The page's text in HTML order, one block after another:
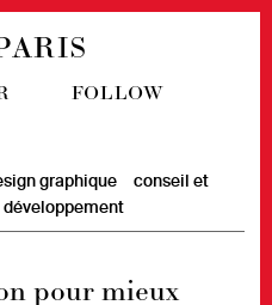
FOLLOW
graphique
conseil et
développement
pour mieux